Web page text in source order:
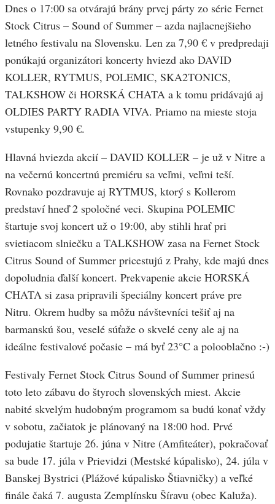
Dnes o 17:00 sa otvárajú brány prvej párty zo série Fernet
Stock Citrus – Sound of Summer – azda najlacnejšieho
letného festivalu na Slovensku. Len za 7,90 € v predpredaji
ponúkajú organizátori koncerty hviezd ako DAVID
KOLLER, RYTMUS, POLEMIC, SKA2TONICS,
TALKSHOW či HORSKÁ CHATA a k tomu pridávajú aj
OLDIES PARTY RADIA VIVA. Priamo na mieste stoja
vstupenky 9,90 €.
Hlavná hviezda akcií – DAVID KOLLER – je už v Nitre a
na večernú koncertnú premiéru sa veľmi, veľmi teší.
Rovnako pozdravuje aj RYTMUS, ktorý s Kollerom
predstaví hneď 2 spoločné veci. Skupina POLEMIC
štartuje svoj koncert už o 19:00, aby stihli hrať pri
svietiacom slniečku a TALKSHOW zasa na Fernet Stock
Citrus Sound of Summer pricestujú z Prahy, kde majú dnes
dopoludnia ďalší koncert. Prekvapenie akcie HORSKÁ
CHATA si zasa pripravili špeciálny koncert práve pre
Nitru. Okrem hudby sa môžu návštevníci tešiť aj na
barmanskú šou, veselé súťaže o skvelé ceny ale aj na
ideálne festivalové počasie – má byť 23°C a polooblačno :-)
Festivaly Fernet Stock Citrus Sound of Summer prinesú
toto leto zábavu do štyroch slovenských miest. Akcie
nabité skvelým hudobným programom sa budú konať vždy
v sobotu, začiatok je plánovaný na 18:00 hod. Prvé
podujatie štartuje 26. júna v Nitre (Amfiteáter), pokračovať
sa bude 17. júla v Prievidzi (Mestské kúpalisko), 24. júla v
Banskej Bystrici (Plážové kúpalisko Štiavničky) a veľké
finále čaká 7. augusta Zemplínsku Šíravu (obec Kaluža).